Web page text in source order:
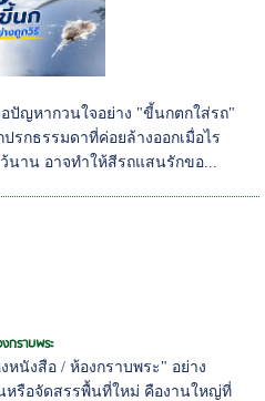
ปัญหากวนใจอย่าง "ขี้นกตกใส่รถ"
รกธรรมดาที่ค่อยล้างออกเมื่อไร
นาน อาจทำให้สีรถแสนรักขอ...
กราบพระ
หนังสือ / ห้องกราบพระ" อย่าง
หรือจัดสรรพื้นที่ใหม่ คืองานใหญ่ที่